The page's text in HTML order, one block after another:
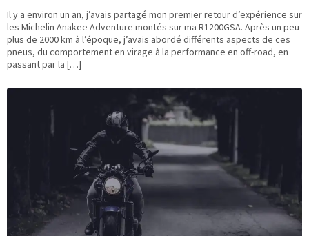
Il y a environ un an, j’avais partagé mon premier retour d’expérience sur
les Michelin Anakee Adventure montés sur ma R1200GSA. Après un peu
plus de 2000 km à l’époque, j’avais abordé différents aspects de ces
pneus, du comportement en virage à la performance en off-road, en
passant par la […]